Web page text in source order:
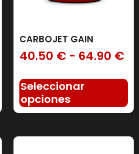
CARBOJET GAIN
40.50 € - 64.90 €
Seleccionar
opciones